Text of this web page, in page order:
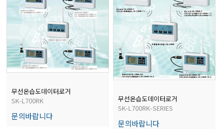
자저울/점도계/핀홀탐지기
이크로피펫
분계/회전계/도막두께/초음파두께측정기
무선온습도데이터로거
SK-L700RK
문의바랍니다
무선온습도데이터로거
SK-L700RK-SERIES
문의바랍니다